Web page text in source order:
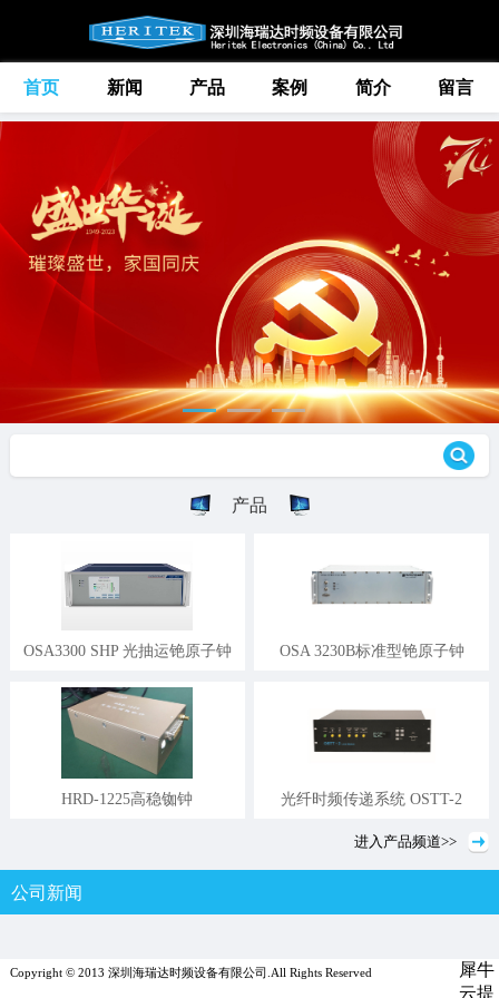
首页 新闻 产品 案例 简介 留言
产品
OSA3300 SHP 光抽运铯原子钟 OSA 3230B标准型铯原子钟
HRD-1225高稳铷钟 光纤时频传递系统 OSTT-2
进入 产品频道>>
公司新闻
Copyright © 2013 深圳海瑞达时频设备有限公司.All Rights Reserved
犀牛
云提